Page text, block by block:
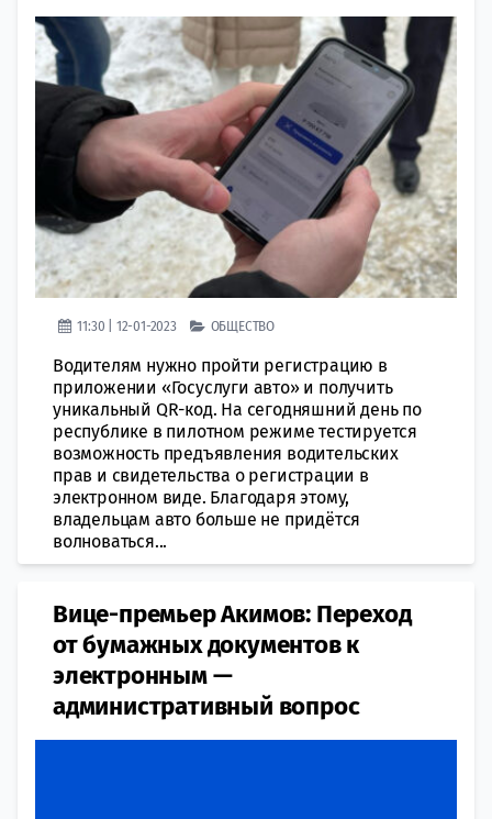
11:30 | 12-01-2023 ОБЩЕСТВО
Водителям нужно пройти регистрацию в
приложении «Госуслуги авто» и получить
уникальный QR-код. На сегодняшний день по
республике в пилотном режиме тестируется
возможность предъявления водительских
прав и свидетельства о регистрации в
электронном виде. Благодаря этому,
владельцам авто больше не придётся
волноваться...
​Вице-премьер Акимов: Переход
от бумажных документов к
электронным —
административный вопрос